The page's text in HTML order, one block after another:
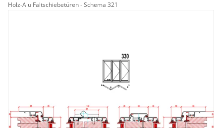
Holz-Alu Faltschiebetüren - Schema 321